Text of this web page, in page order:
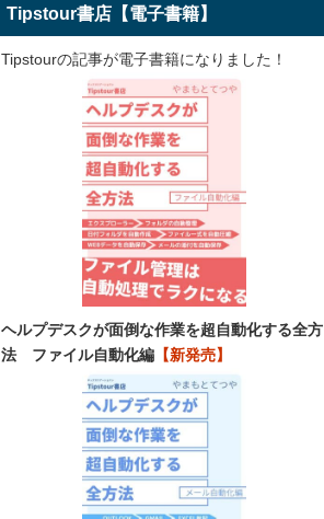
Tipstour書店【電子書籍】
Tipstourの記事が電子書籍になりました！
ヘルプデスクが面倒な作業を超自動化する全方
法 ファイル自動化編 【新発売】